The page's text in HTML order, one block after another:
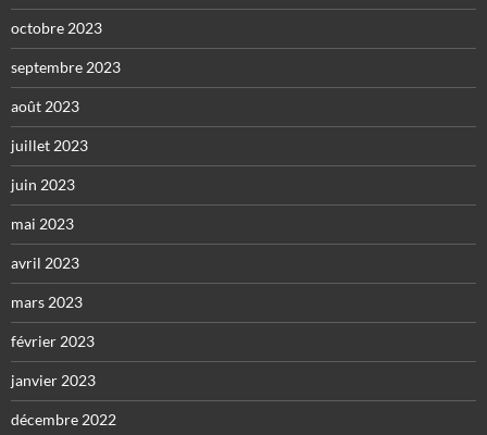
octobre 2023
septembre 2023
août 2023
juillet 2023
juin 2023
mai 2023
avril 2023
mars 2023
février 2023
janvier 2023
décembre 2022